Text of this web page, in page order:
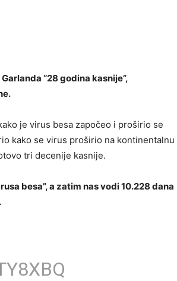
“28 godina kasnije”,
je virus besa započeo i proširio se
kako se virus proširio na kontinentalnu
tri decenije kasnije.
besa”, a zatim nas vodi 10.228 dana